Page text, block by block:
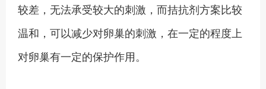
较差，无法承受较大的刺激，而拮抗剂方案比较
温和，可以减少对卵巢的刺激，在一定的程度上
对卵巢有一定的保护作用。